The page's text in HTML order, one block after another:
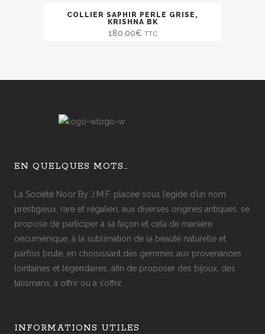
COLLIER SAPHIR PERLE GRISE,
KRISHNA BK
180.00€ TTC
EN QUELQUES MOTS…
La Société Noor By J.M.F, placée sous l’égide d’un nom
prestigieux, rare et régalien, aux diverses origines antiques, se
propose de participer à sa façon et cela de manière
oecuménique, à la sublimation de la beauté naturelle et
parfois brute, en choisissant des gemmes aux provenances
lointaines et légendaires, afin de proposer des bijoux, des
talismans, à offrir ou à s’offrir.
INFORMATIONS UTILES